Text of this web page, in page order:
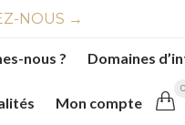
NOUS →
nous ? Domaines
Mon compte 
0